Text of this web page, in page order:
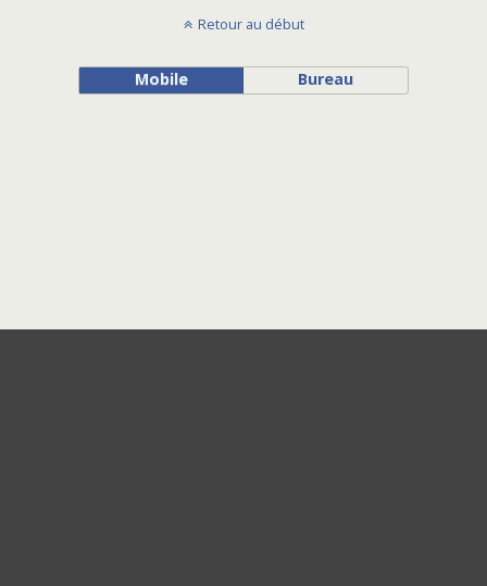
Retour au début
Mobile Bureau